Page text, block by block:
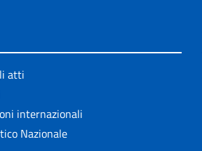
atti
internazionali
Nazionale